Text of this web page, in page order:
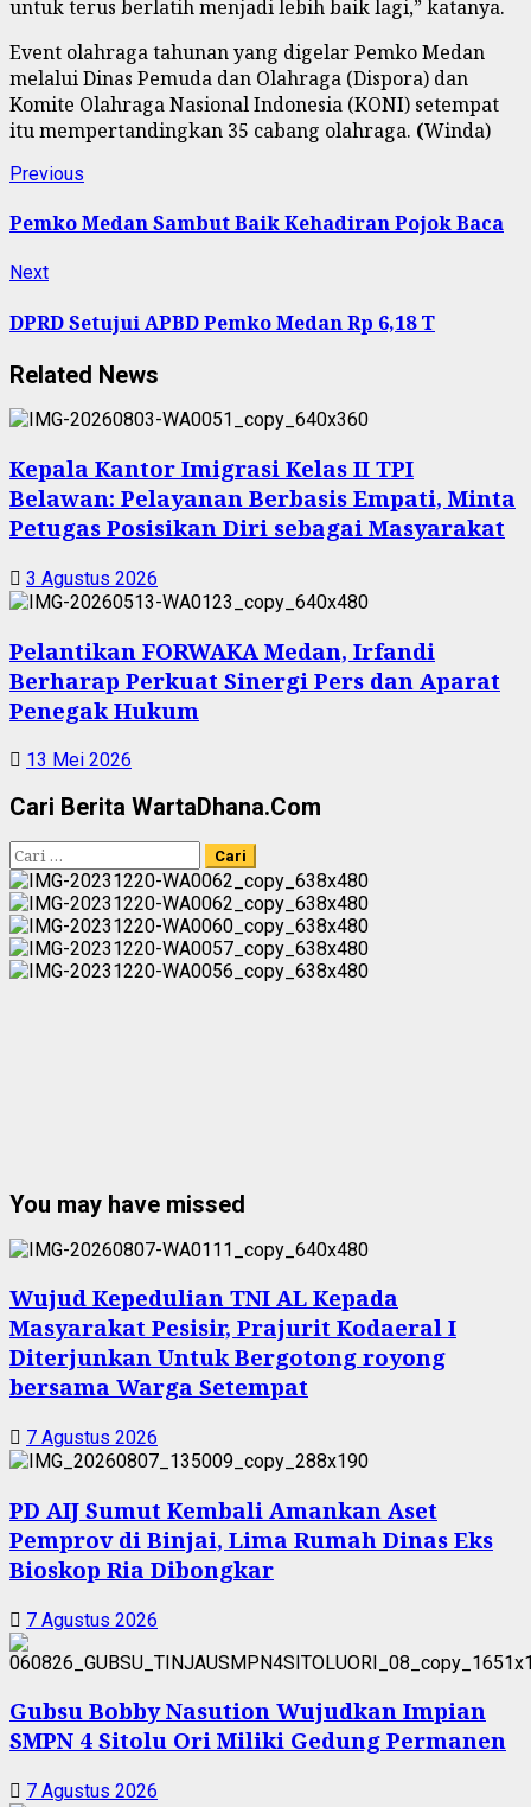
untuk terus berlatih menjadi lebih baik lagi,” katanya.
Event olahraga tahunan yang digelar Pemko Medan
melalui Dinas Pemuda dan Olahraga (Dispora) dan
Komite Olahraga Nasional Indonesia (KONI) setempat
itu mempertandingkan 35 cabang olahraga. (Winda)
Continue
Reading
Previous
Pemko Medan Sambut Baik Kehadiran Pojok Baca
NextNext
DPRD Setujui APBD Pemko Medan Rp 6,18 T
Related News
Kepala Kantor Imigrasi Kelas II TPI
Belawan: Pelayanan Berbasis Empati, Minta
Petugas Posisikan Diri sebagai Masyarakat
3 Agustus 2026
Pelantikan FORWAKA Medan, Irfandi
Berharap Perkuat Sinergi Pers dan Aparat
Penegak Hukum
13 Mei 2026
Cari Berita WartaDhana.Com
Cari
untuk:
You may have missed
Wujud Kepedulian TNI AL Kepada
Masyarakat Pesisir, Prajurit Kodaeral I
Diterjunkan Untuk Bergotong royong
bersama Warga Setempat
7 Agustus 2026
PD AIJ Sumut Kembali Amankan Aset
Pemprov di Binjai, Lima Rumah Dinas Eks
Bioskop Ria Dibongkar
7 Agustus 2026
Gubsu Bobby Nasution Wujudkan Impian
SMPN 4 Sitolu Ori Miliki Gedung Permanen
7 Agustus 2026